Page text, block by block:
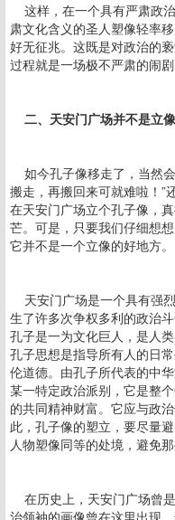
这样，在一个具有严肃政
肃文化含义的圣人塑像轻率
好无征兆。这既是对政治的
过程就是一场极不严肃的闹剧
二、天安门广场并不是立
如今孔子像移走了，当然
搬走，再搬回来可就难啦！”
在天安门广场立个孔子像，
芒。可是，只要我们仔细想
它并不是一个立像的好地方。
天安门广场是一个具有强
生了许多次争权多利的政治
孔子是一为文化巨人，是人
孔子思想是指导所有人的日
伦道德。由孔子所代表的中
某一特定政治派别，它是整
的共同精神财富。它应与政
此，孔子像的塑立，要尽量
人物塑像同等的处境，避免那
在历史上，天安门广场曾
治领袖的画像曾在这里出现